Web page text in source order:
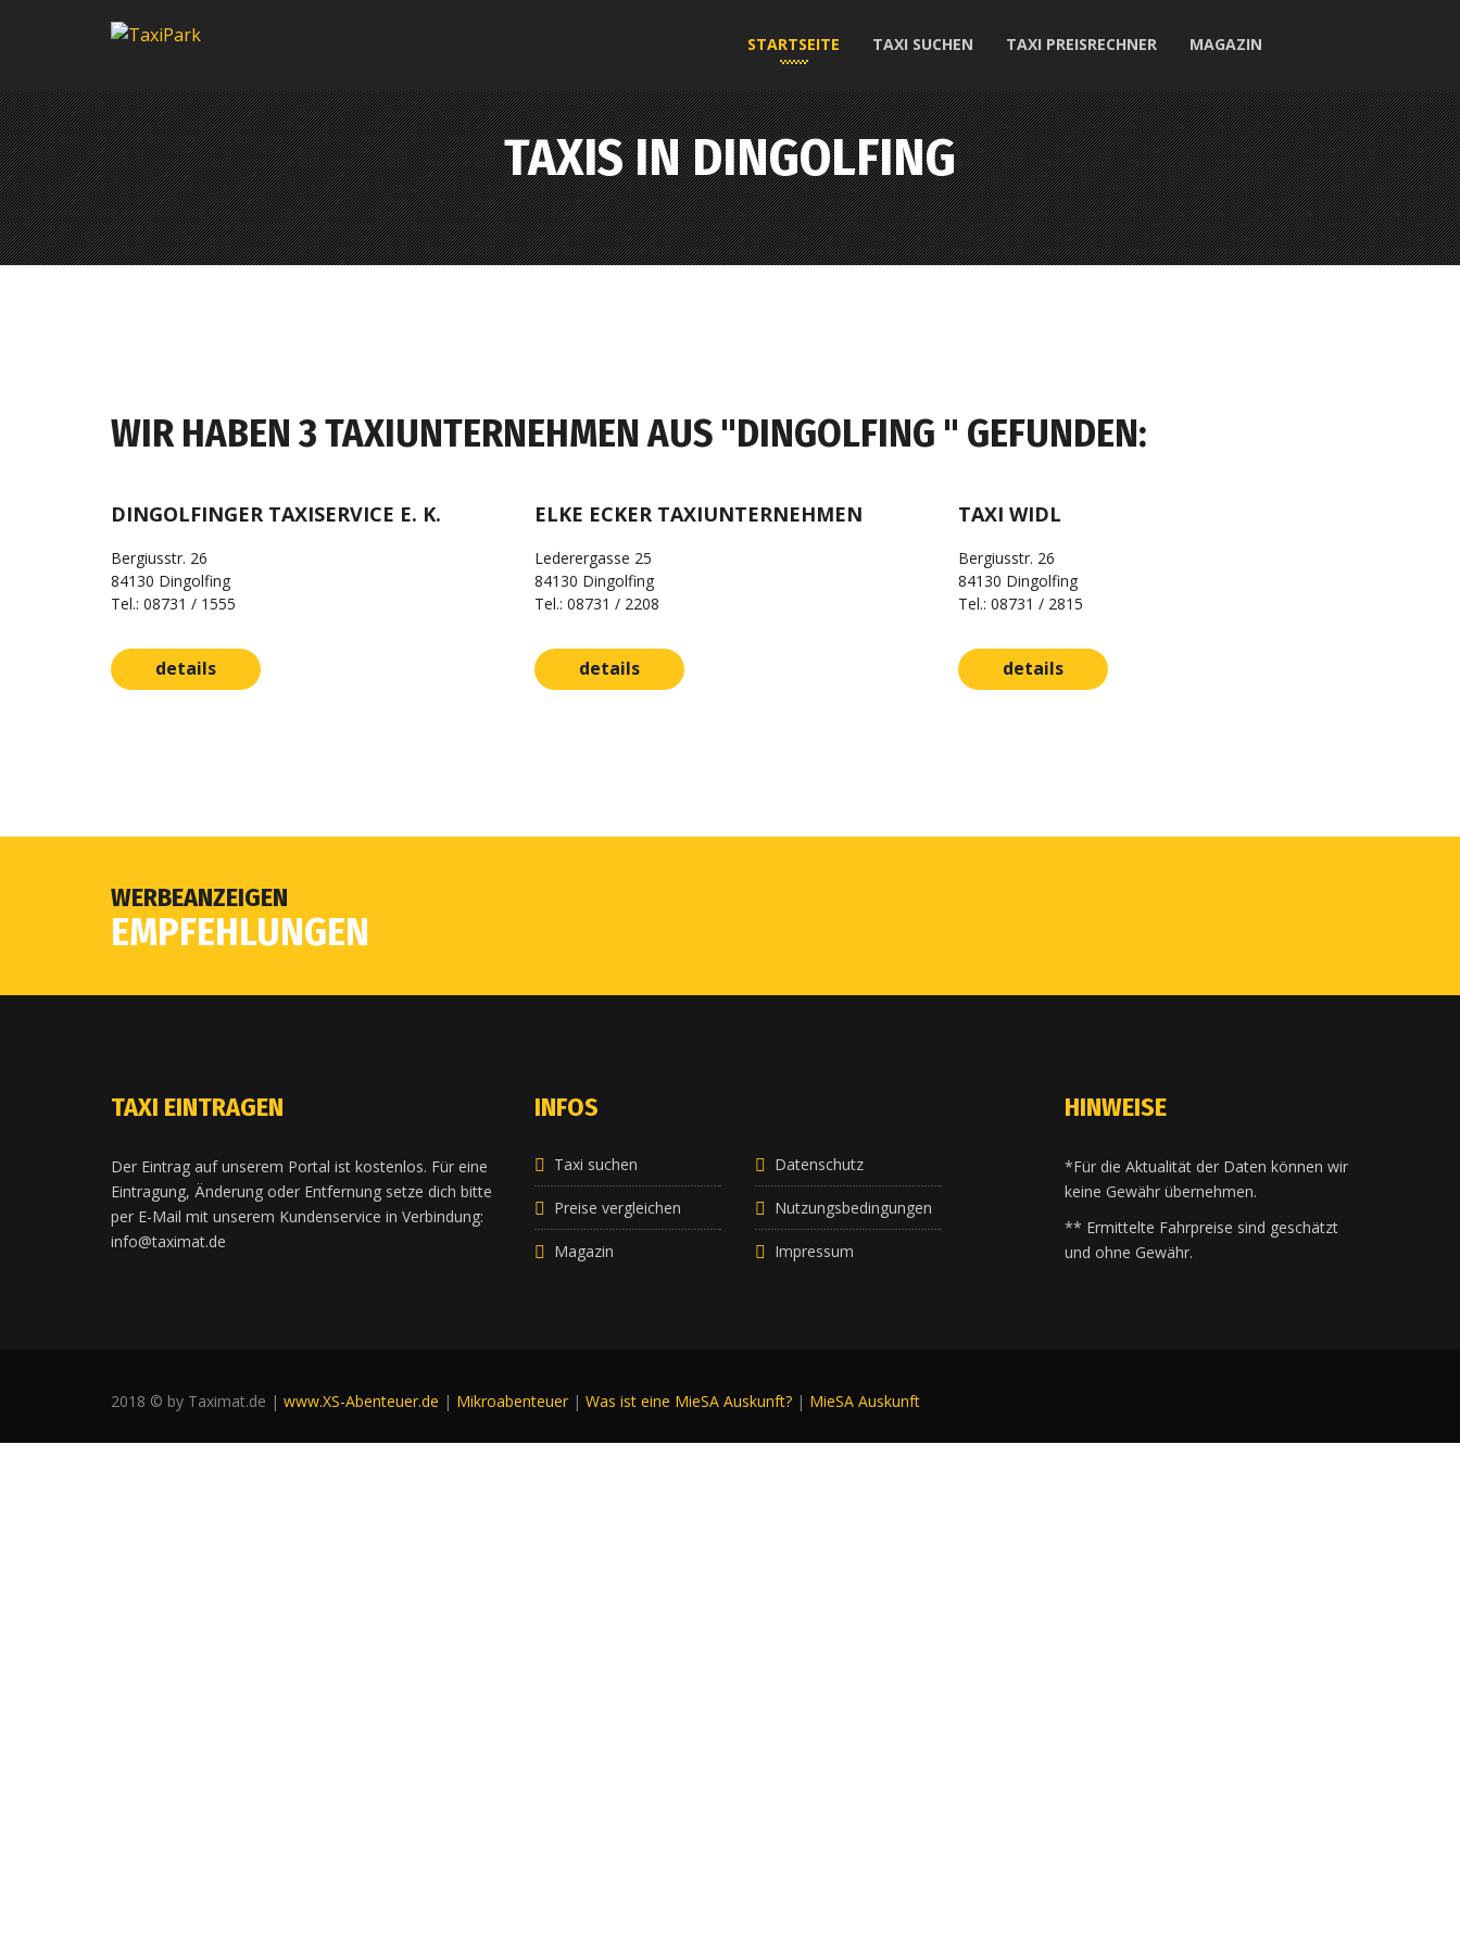
STARTSEITE TAXI SUCHEN TAXI PREISRECHNER MAGAZIN
TAXIS IN DINGOLFING
WIR HABEN 3 TAXIUNTERNEHMEN AUS "DINGOLFING " GEFUNDEN:
DINGOLFINGER TAXISERVICE E. K.
Bergiusstr. 26
84130 Dingolfing
Tel.: 08731 / 1555
details
ELKE ECKER TAXIUNTERNEHMEN
Lederergasse 25
84130 Dingolfing
Tel.: 08731 / 2208
details
TAXI WIDL
Bergiusstr. 26
84130 Dingolfing
Tel.: 08731 / 2815
details
WERBEANZEIGEN
EMPFEHLUNGEN
TAXI EINTRAGEN
Der Eintrag auf unserem Portal ist kostenlos. Für eine
Eintragung, Änderung oder Entfernung setze dich bitte
per E-Mail mit unserem Kundenservice in Verbindung:
info@taximat.de
INFOS
Taxi suchen
Preise vergleichen
Magazin
Datenschutz
Nutzungsbedingungen
Impressum
HINWEISE
*Für die Aktualität der Daten können wir
keine Gewähr übernehmen.
** Ermittelte Fahrpreise sind geschätzt
und ohne Gewähr.
2018 © by Taximat.de | www.XS-Abenteuer.de | Mikroabenteuer | Was ist eine MieSA Auskunft? | MieSA Auskunft